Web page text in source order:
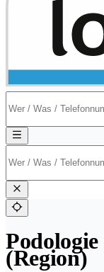
(Region)